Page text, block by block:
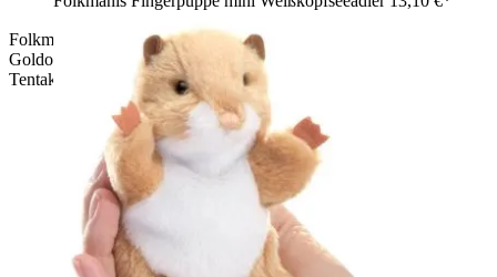
Folkmanis Fingerpuppe mini blaugeringelte Krake in
Goldocker mit charakteristischen blauen Ringen, alle acht
Tentakel ausgestreckt, Schrägansicht